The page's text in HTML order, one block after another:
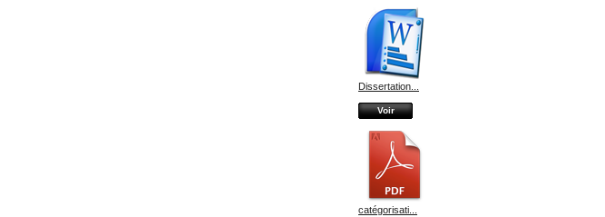
Dissertation...
Voir
catégorisati...